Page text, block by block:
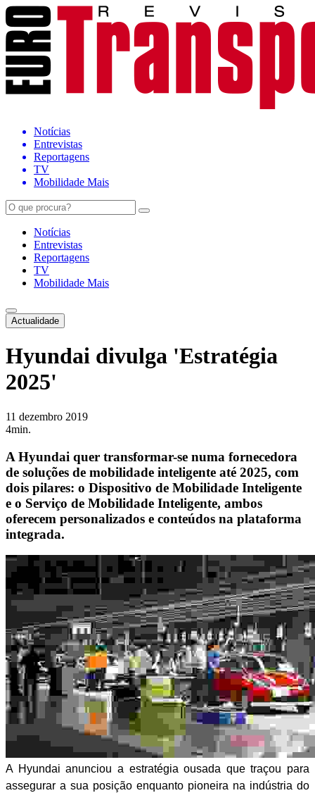
Notícias
Entrevistas
Reportagens
TV
Mobilidade Mais
Notícias
Entrevistas
Reportagens
TV
Mobilidade Mais
Actualidade
Hyundai divulga 'Estratégia
2025'
11 dezembro 2019
4min.
A Hyundai quer transformar-se numa fornecedora
de soluções de mobilidade inteligente até 2025, com
dois pilares: o Dispositivo de Mobilidade Inteligente
e o Serviço de Mobilidade Inteligente, ambos
oferecem personalizados e conteúdos na plataforma
integrada.
A Hyundai anunciou a estratégia ousada que traçou para
assegurar a sua posição enquanto pioneira na indústria do